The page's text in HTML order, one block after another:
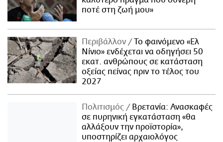
ποτέ στη ζωή μου»
Περιβάλλον
Το φαινόμενο «Ελ
Νίνιο» ενδέχεται να οδηγήσει 50
εκατ. ανθρώπους σε κατάσταση
οξείας πείνας πριν το τέλος του
2027
Πολιτισμός
Βρετανία: Ανασκαφές
σε πυρηνική εγκατάσταση «θα
αλλάξουν την προϊστορία»,
υποστηρίζει αρχαιολόγος